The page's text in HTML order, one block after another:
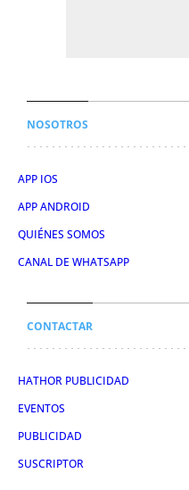
NOSOTROS
APP IOS
APP ANDROID
QUIÉNES SOMOS
CANAL DE WHATSAPP
CONTACTAR
HATHOR PUBLICIDAD
EVENTOS
PUBLICIDAD
SUSCRIPTOR